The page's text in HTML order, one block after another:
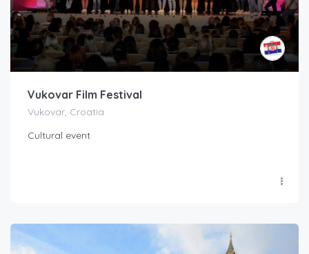
Vukovar Film Festival
Vukovar, Croatia
Cultural event